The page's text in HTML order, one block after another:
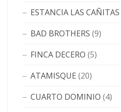
ESTANCIA LAS CAÑITAS
BAD BROTHERS (9)
FINCA DECERO (5)
ATAMISQUE (20)
CUARTO DOMINIO (4)